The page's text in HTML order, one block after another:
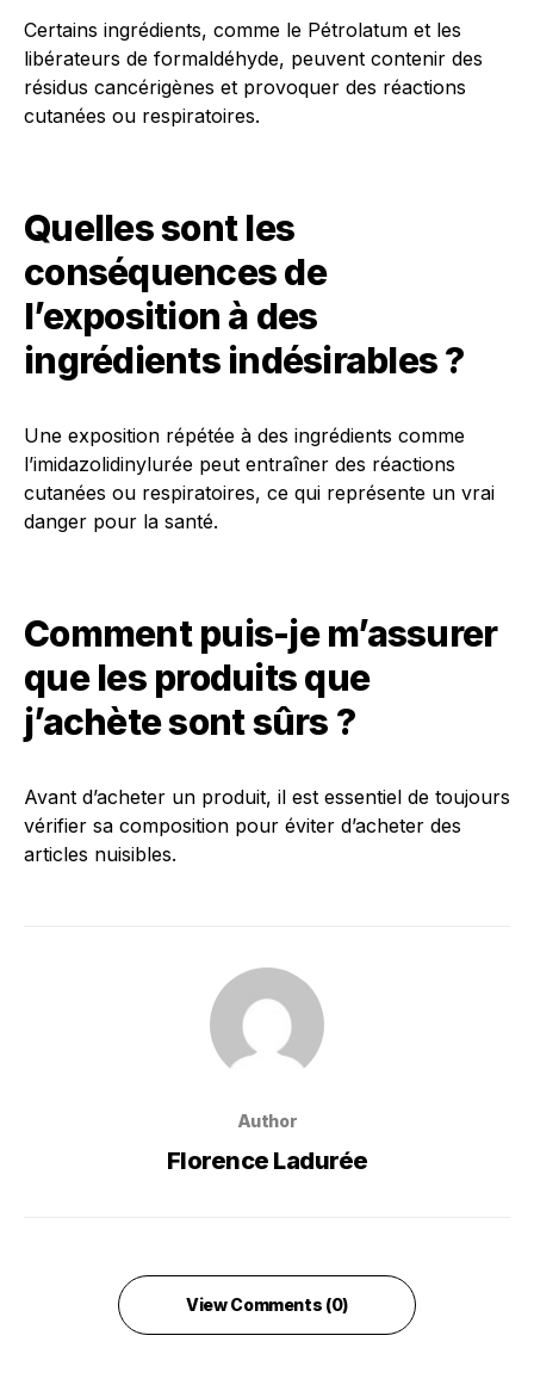
Certains ingrédients, comme le Pétrolatum et les
libérateurs de formaldéhyde, peuvent contenir des
résidus cancérigènes et provoquer des réactions
cutanées ou respiratoires.
Quelles sont les
conséquences de
l’exposition à des
ingrédients indésirables ?
Une exposition répétée à des ingrédients comme
l’imidazolidinylurée peut entraîner des réactions
cutanées ou respiratoires, ce qui représente un vrai
danger pour la santé.
Comment puis-je m’assurer
que les produits que
j’achète sont sûrs ?
Avant d’acheter un produit, il est essentiel de toujours
vérifier sa composition pour éviter d’acheter des
articles nuisibles.
Author
Florence Ladurée
View Comments (0)